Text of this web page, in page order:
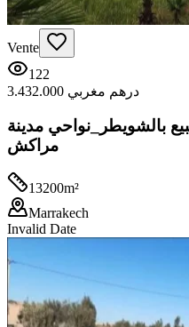
Vente
122
3.432.000 درهم مغربي
بالشويطر_نواحي مدينة
مراكش
13200m²
Marrakech
Invalid Date